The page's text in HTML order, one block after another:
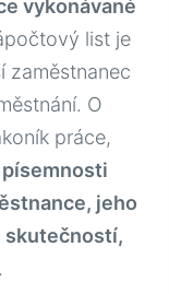
vykonávané
list je
zaměstnanec
O
práce,
jeho
skutečností,